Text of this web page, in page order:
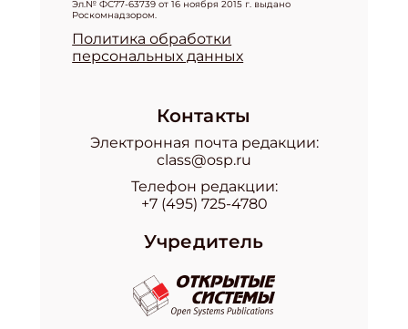
Эл.№ ФС77-63739 от 16 ноября 2015 г. выдано
Роскомнадзором.
Политика обработки
персональных данных
Контакты
Электронная почта редакции:
class@osp.ru
Телефон редакции:
+7 (495) 725-4780
Учредитель